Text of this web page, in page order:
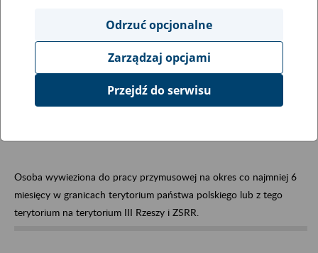
Osoba deportowana do
pracy przymusowej
Osoba wywieziona do pracy przymusowej na okres co najmniej 6
miesięcy w granicach terytorium państwa polskiego lub z tego
terytorium na terytorium III Rzeszy i ZSRR.
Odrzuć opcjonalne
Zarządzaj opcjami
Przejdź do serwisu